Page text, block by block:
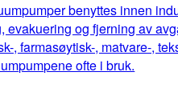
benyttes innen
evakuering og fjerning av
, farmasøytisk-, matvare-,
ofte i bruk.